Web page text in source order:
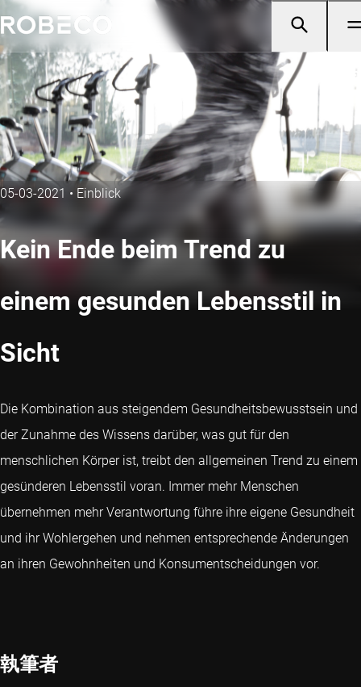
05-03-2021 • Einblick
Kein Ende beim Trend zu
einem gesunden Lebensstil in
Sicht
Die Kombination aus steigendem Gesundheitsbewusstsein und
der Zunahme des Wissens darüber, was gut für den
menschlichen Körper ist, treibt den allgemeinen Trend zu einem
gesünderen Lebensstil voran. Immer mehr Menschen
übernehmen mehr Verantwortung führe ihre eigene Gesundheit
und ihr Wohlergehen und nehmen entsprechende Änderungen
an ihren Gewohnheiten und Konsumentscheidungen vor.
執筆者